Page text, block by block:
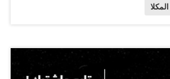
الشرعية في اليمن - قوافل المساعدات
المكلا، وذلك ضمن الجسر الإغاثي الذي
المكلا